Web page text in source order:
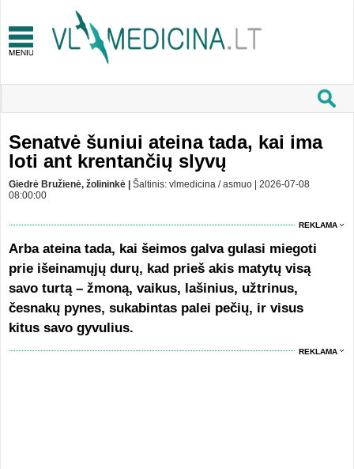
Senatvė šuniui ateina tada, kai ima
loti ant krentančių slyvų
Giedrė Bružienė, žolininkė | Šaltinis: vlmedicina / asmuo | 2026-07-08
08:00:00
REKLAMA
Arba ateina tada, kai šeimos galva gulasi miegoti
prie išeinamųjų durų, kad prieš akis matytų visą
savo turtą – žmoną, vaikus, lašinius, užtrinus,
česnakų pynes, sukabintas palei pečių, ir visus
kitus savo gyvulius.
REKLAMA